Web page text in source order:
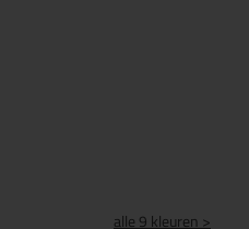
alle 9 kleuren >